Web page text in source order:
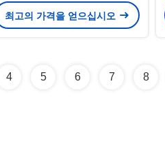
최고의 가격을 얻으십시오
4 5 6 7 8